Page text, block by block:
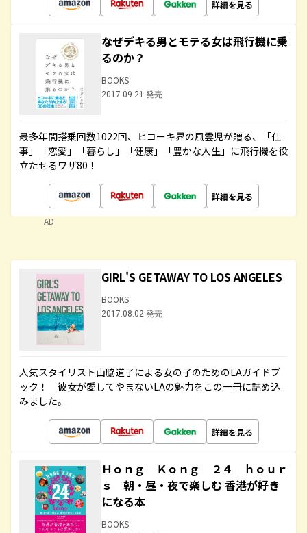
詳細を見る
なぜデキる男とモテる女は飛行機に乗
るのか？
BOOKS
2017.09.21 発売
最多年間搭乗回数1022回、ヒコーキ界の風雲児が贈る、「仕
事」「恋愛」「暮らし」「健康」「豊かな人生」に飛行機を役
立たせるワザ80！
詳細を見る
AD
GIRL'S GETAWAY TO LOS ANGELES
BOOKS
2017.08.02 発売
人気スタイリスト山脇道子による女の子のためのLAガイドブ
ック！ 彼女が愛してやまないLAの魅力をこの一冊に詰め込
みました。
詳細を見る
Ｈｏｎｇ Ｋｏｎｇ ２４ ｈｏｕｒ
ｓ 朝・昼・夜で楽しむ 香港が好き
になる本
BOOKS